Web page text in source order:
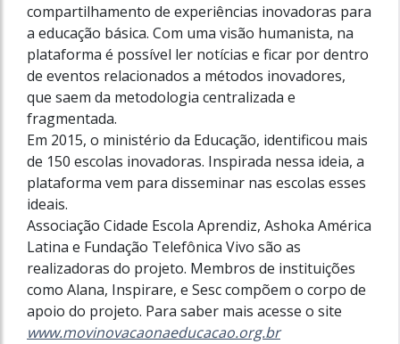
compartilhamento de experiências inovadoras para
a educação básica. Com uma visão humanista, na
plataforma é possível ler notícias e ficar por dentro
de eventos relacionados a métodos inovadores,
que saem da metodologia centralizada e
fragmentada.
Em 2015, o ministério da Educação, identificou mais
de 150 escolas inovadoras. Inspirada nessa ideia, a
plataforma vem para disseminar nas escolas esses
ideais.
Associação Cidade Escola Aprendiz, Ashoka América
Latina e Fundação Telefônica Vivo são as
realizadoras do projeto. Membros de instituições
como Alana, Inspirare, e Sesc compõem o corpo de
apoio do projeto. Para saber mais acesse o site
www.movinovacaonaeducacao.org.br